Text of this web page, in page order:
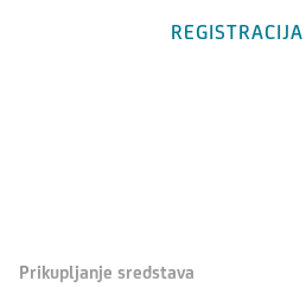
Prikupljanje sredstava